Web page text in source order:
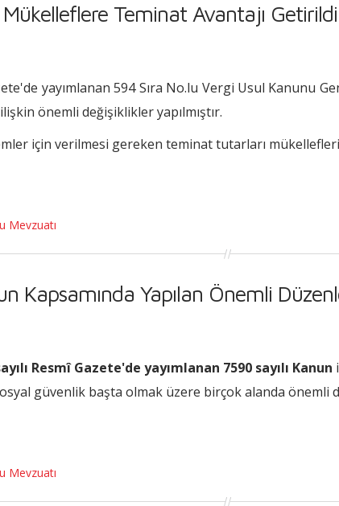
Teminat Avantajı Getirildi
yayımlanan 594 Sıra No.lu Vergi Usul Kanunu
önemli değişiklikler yapılmıştır.
için verilmesi gereken teminat tutarları
Mevzuatı
Kapsamında Yapılan Önemli
Resmî Gazete'de yayımlanan 7590 sayılı Kanun
güvenlik başta olmak üzere birçok alanda önemli
Mevzuatı